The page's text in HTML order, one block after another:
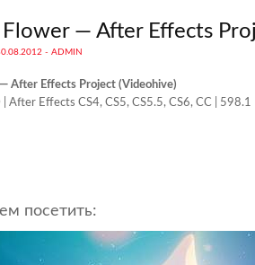
— After Effects
- ADMIN
After Effects Project (Videohive)
After Effects CS4, CS5, CS5.5, CS6, CC | 598.1
посетить: